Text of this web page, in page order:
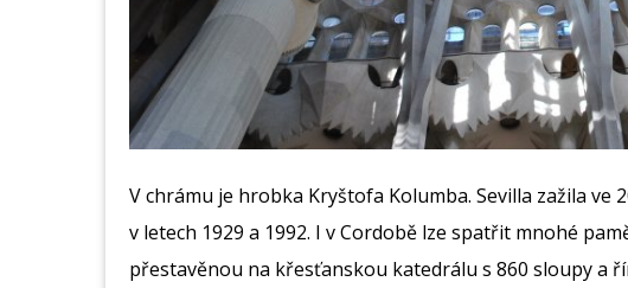
V chrámu je hrobka Kryštofa Kolumba. Sevilla zažila ve
v letech 1929 a 1992. I v Cordobě lze spatřit mnohé
přestavěnou na křesťanskou katedrálu s 860 sloupy a